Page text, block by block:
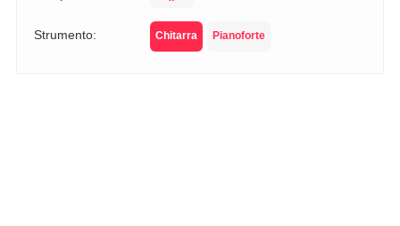
Strumento: Chitarra Pianoforte